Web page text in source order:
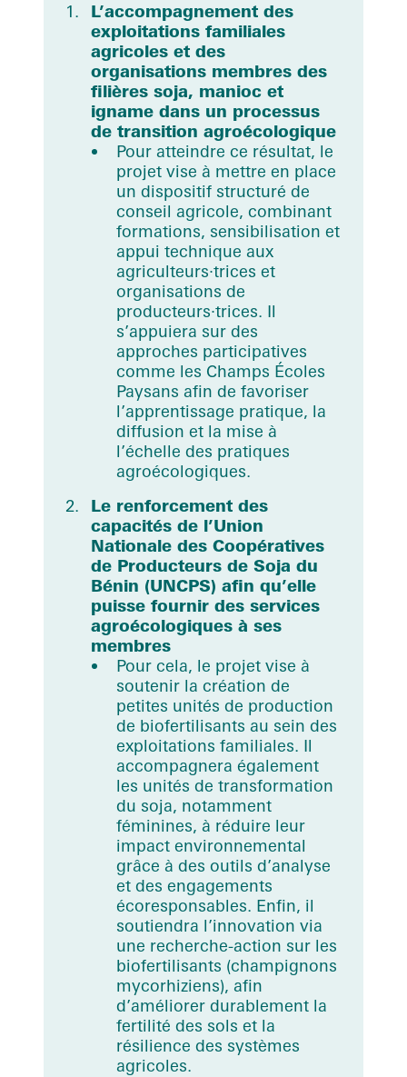
L’accompagnement des
exploitations familiales
agricoles et des
organisations membres des
filières soja, manioc et
igname dans un processus
de transition agroécologique
Pour atteindre ce résultat, le
projet vise à mettre en place
un dispositif structuré de
conseil agricole, combinant
formations, sensibilisation et
appui technique aux
agriculteurs∙trices et
organisations de
producteurs∙trices. Il
s’appuiera sur des
approches participatives
comme les Champs Écoles
Paysans afin de favoriser
l’apprentissage pratique, la
diffusion et la mise à
l’échelle des pratiques
agroécologiques.
Le renforcement des
capacités de l’Union
Nationale des Coopératives
de Producteurs de Soja du
Bénin (UNCPS) afin qu’elle
puisse fournir des services
agroécologiques à ses
membres
Pour cela, le projet vise à
soutenir la création de
petites unités de production
de biofertilisants au sein des
exploitations familiales. Il
accompagnera également
les unités de transformation
du soja, notamment
féminines, à réduire leur
impact environnemental
grâce à des outils d’analyse
et des engagements
écoresponsables. Enfin, il
soutiendra l’innovation via
une recherche-action sur les
biofertilisants (champignons
mycorhiziens), afin
d’améliorer durablement la
fertilité des sols et la
résilience des systèmes
agricoles.